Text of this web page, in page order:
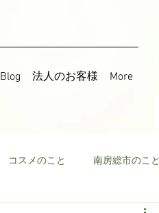
Blog 法人のお客様 More
コスメのこと 南房総市のこと